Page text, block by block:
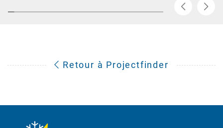
Retour à Projectfinder